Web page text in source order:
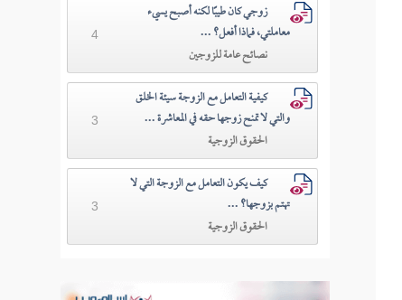
زوجي كان طيبًا لكنه أصبح يسيء
معاملتي، فماذا أفعل؟ ...
نصائح عامة للزوجين
4
كيفية التعامل مع الزوجة سيئة الخلق
والتي لا تمنح زوجها حقه في المعاشرة ...
الحقوق الزوجية
3
كيف يكون التعامل مع الزوجة التي لا
تهتم بزوجها؟ ...
الحقوق الزوجية
3